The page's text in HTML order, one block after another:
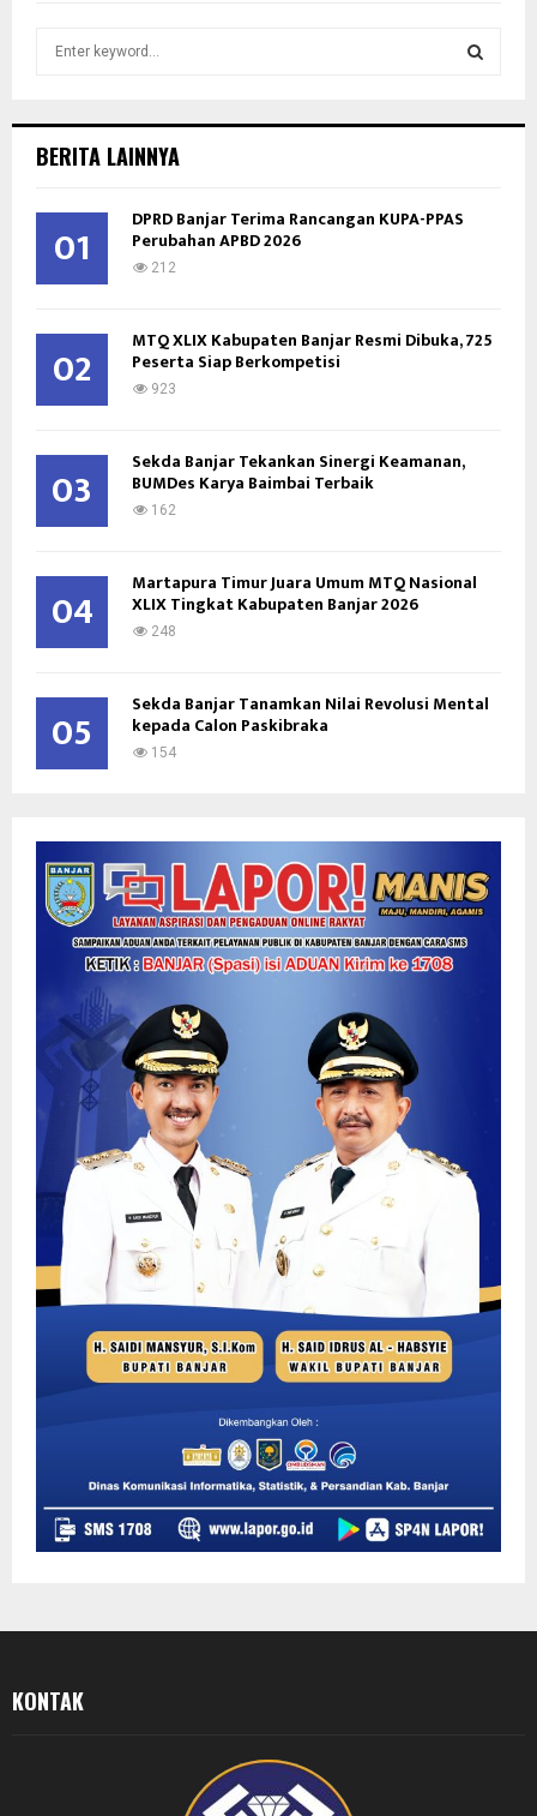
h
o
H
BERITA LAINNYA
01 DPRD Banjar Terima Rancangan KUPA-PPAS
Perubahan APBD 2026
212
02 MTQ XLIX Kabupaten Banjar Resmi Dibuka, 725
Peserta Siap Berkompetisi
923
03 Sekda Banjar Tekankan Sinergi Keamanan,
BUMDes Karya Baimbai Terbaik
162
04 Martapura Timur Juara Umum MTQ Nasional
XLIX Tingkat Kabupaten Banjar 2026
248
05 Sekda Banjar Tanamkan Nilai Revolusi Mental
kepada Calon Paskibraka
154
KONTAK